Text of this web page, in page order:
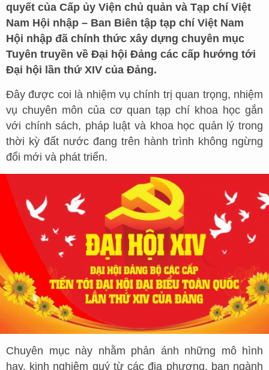
quyết của Cấp ủy Viện chủ quản và Tạp chí Việt
Nam Hội nhập – Ban Biên tập tạp chí Việt Nam
Hội nhập đã chính thức xây dựng chuyên mục
Tuyên truyền về Đại hội Đảng các cấp hướng tới
Đại hội lần thứ XIV của Đảng.
Đây được coi là nhiệm vụ chính trị quan trọng, nhiệm
vụ chuyên môn của cơ quan tạp chí khoa học gắn
với chính sách, pháp luật và khoa học quản lý trong
thời kỳ đất nước đang trên hành trình không ngừng
đổi mới và phát triển.
Chuyên mục này nhằm phản ánh những mô hình
hay, kinh nghiệm quý từ các địa phương, ban ngành